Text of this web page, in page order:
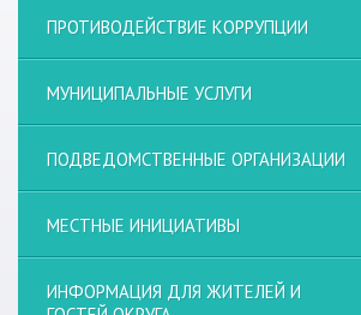
ПРОТИВОДЕЙСТВИЕ КОРРУПЦИИ
МУНИЦИПАЛЬНЫЕ УСЛУГИ
ПОДВЕДОМСТВЕННЫЕ ОРГАНИЗАЦИИ
МЕСТНЫЕ ИНИЦИАТИВЫ
ИНФОРМАЦИЯ ДЛЯ ЖИТЕЛЕЙ И